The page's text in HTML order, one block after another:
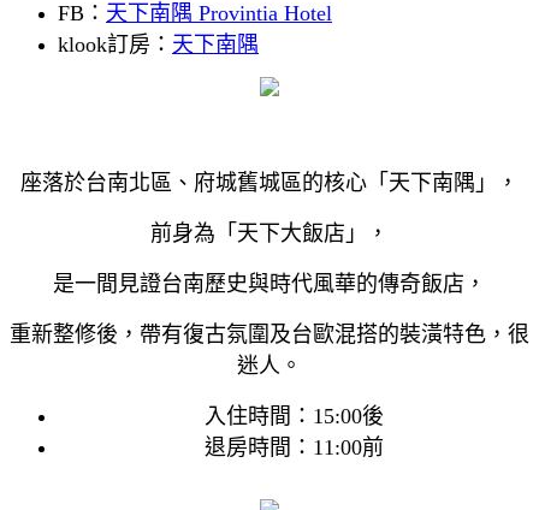
FB： 天下南隅 Provintia Hotel
klook訂房： 天下南隅
座落於台南北區、府城舊城區的核心「天下南隅」，
前身為「天下大飯店」，
是一間見證台南歷史與時代風華的傳奇飯店，
重新整修後，帶有復古氛圍及台歐混搭的裝潢特色，很
迷人。
入住時間：15:00後
退房時間：11:00前